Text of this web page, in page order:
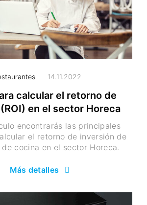
14.11.2022
calcular el retorno de
en el sector Horeca
encontrarás las principales
el retorno de inversión de
cocina en el sector Horeca.
Más detalles